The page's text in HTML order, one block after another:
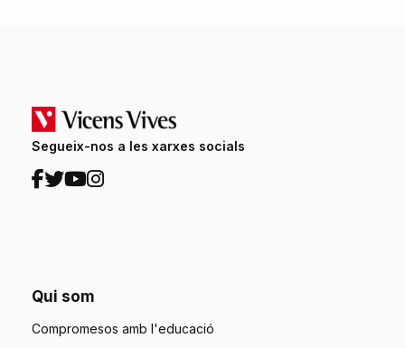
Segueix-nos a les xarxes socials
Qui som
Compromesos amb l'educació